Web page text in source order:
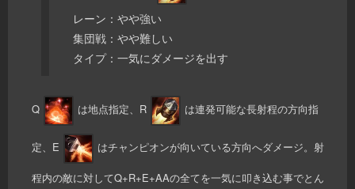
レーン：やや強い
集団戦：やや難しい
タイプ：一気にダメージを出す
Q は地点指定、R は連発可能な長射程の方向指
定、E はチャンピオンが向いている方向へダメージ。射
程内の敵に対してQ+R+E+AAの全てを一気に叩き込む事でとん